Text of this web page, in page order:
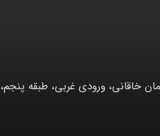
خاقانی، ورودی غربی، طبقه پنجم،